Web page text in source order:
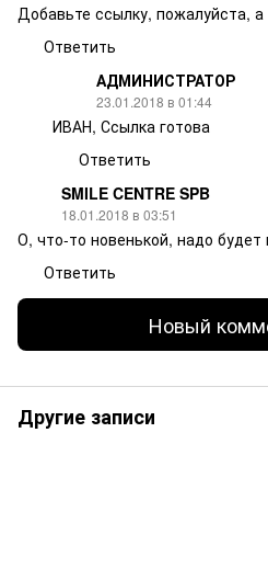
Добавьте ссылку, пожалуйста,
Ответить
АДМИНИСТРАТОР
23.01.2018 в 01:44
ИВАН, Ссылка готова
Ответить
SMILE CENTRE SPB
18.01.2018 в 03:51
О, что-то новенькой, надо будет
Ответить
Новый
Другие записи